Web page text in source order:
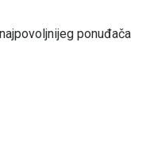
ponuđača